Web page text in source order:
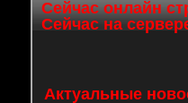
Сейчас онлайн
Сейчас на
Актуальные